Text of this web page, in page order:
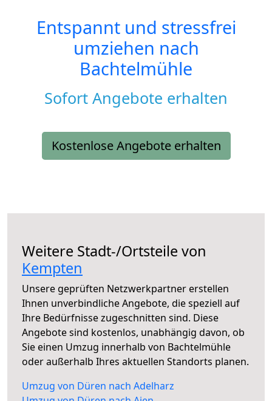
Entspannt und stressfrei
umziehen nach
Bachtelmühle
Sofort Angebote erhalten
Kostenlose Angebote erhalten
Weitere Stadt-/Ortsteile von
Kempten
Unsere geprüften Netzwerkpartner erstellen
Ihnen unverbindliche Angebote, die speziell auf
Ihre Bedürfnisse zugeschnitten sind. Diese
Angebote sind kostenlos, unabhängig davon, ob
Sie einen Umzug innerhalb von Bachtelmühle
oder außerhalb Ihres aktuellen Standorts planen.
Umzug von Düren nach Adelharz